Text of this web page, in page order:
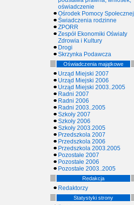
oświadczenie
Ośrodek Pomocy Społecznej
Świadczenia rodzinne
ZPORR
Zespół Ekonomiki Oświaty
Zdrowia i Kultury
Drogi
Skrzynka Podawcza
Oświadczenia majątkowe
Urząd Miejski 2007
Urząd Miejski 2006
Urząd Miejski 2003..2005
Radni 2007
Radni 2006
Radni 2003..2005
Szkoły 2007
Szkoły 2006
Szkoły 2003.2005
Przedszkola 2007
Przedszkola 2006
Przedszkola 2003.2005
Pozostałe 2007
Pozostałe 2006
Pozostałe 2003..2005
Redakcja
Redaktorzy
Statystyki strony